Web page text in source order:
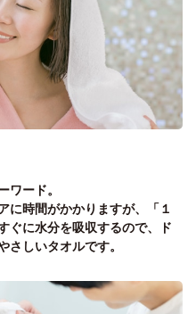
ワード。
に時間がかかりますが、「１
ぐに水分を吸収するので、ド
さしいタオルです。